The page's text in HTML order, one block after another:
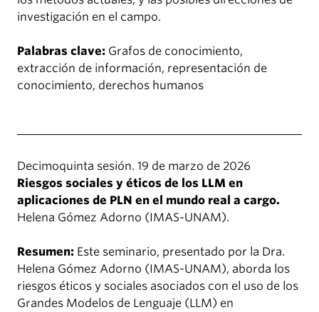
investigación en el campo.
Palabras clave: Grafos de conocimiento,
extracción de información, representación de
conocimiento, derechos humanos
Decimoquinta sesión. 19 de marzo de 2026
Riesgos sociales y éticos de los LLM en
aplicaciones de PLN en el mundo real a cargo.
Helena Gómez Adorno (IMAS-UNAM).
Resumen: Este seminario, presentado por la Dra.
Helena Gómez Adorno (IMAS-UNAM), aborda los
riesgos éticos y sociales asociados con el uso de los
Grandes Modelos de Lenguaje (LLM) en